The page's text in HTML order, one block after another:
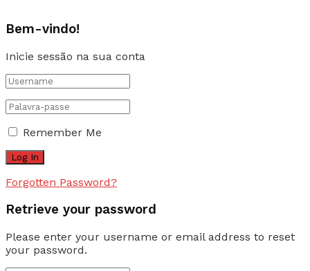
Bem-vindo!
Inicie sessão na sua conta
Remember Me
Forgotten Password?
Retrieve your password
Please enter your username or email address to reset
your password.